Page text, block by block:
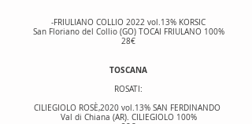
-FRIULIANO COLLIO 2022 vol.13% KORSIC
San Floriano del Collio (GO) TOCAI FRIULANO 100%
28€
TOSCANA
ROSATI:
CILIEGIOLO ROSÈ,2020 vol.13% SAN FERDINANDO
Val di Chiana (AR). CILIEGIOLO 100%